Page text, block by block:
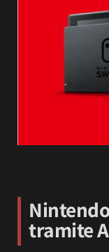
tramite